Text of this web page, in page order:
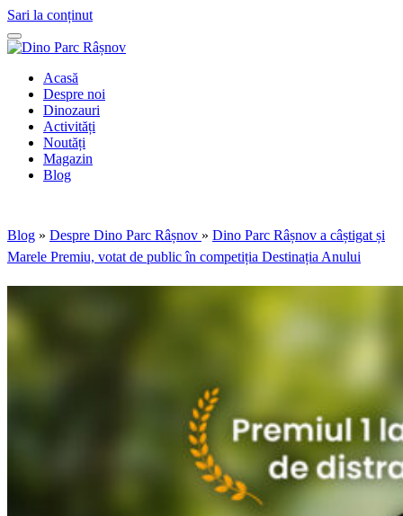
Sari la conținut
Acasă
Despre noi
Dinozauri
Activități
Noutăți
Magazin
Blog
Blog » Despre Dino Parc Râșnov » Dino Parc Râșnov a câștigat și
Marele Premiu, votat de public în competiția Destinația Anului